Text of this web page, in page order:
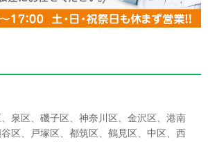
、 泉区、 磯子区、 神奈川区、 金沢区、 港南
区、 戸塚区、 都筑区、 鶴見区、 中区、 西